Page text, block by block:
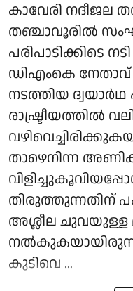
കാവേരി നദീജല
തഞ്ചാവൂരിൽ
പരിപാടിക്കിടെ
ഡിഎംകെ നേതാവ്
നടത്തിയ ദ്വയാർഥ
രാഷ്ട്രീയത്തിൽ
താഴെനിന്ന
തിരുത്തുന്നതിന്
അശ്ലീല ചുവയുള്ള
നൽകുകയായിരുന്നു
കുടിവെ ...